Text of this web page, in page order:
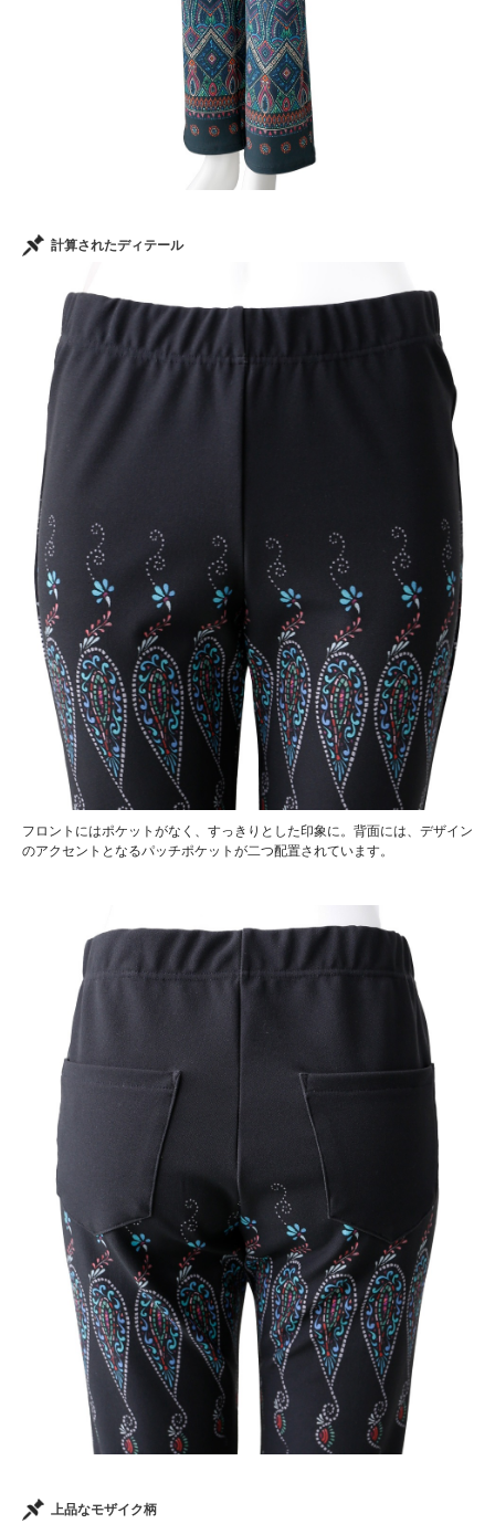
計算されたディテール
フロントにはポケットがなく、すっきりとした印象に。背面には、デザイン
のアクセントとなるパッチポケットが二つ配置されています。
上品なモザイク柄